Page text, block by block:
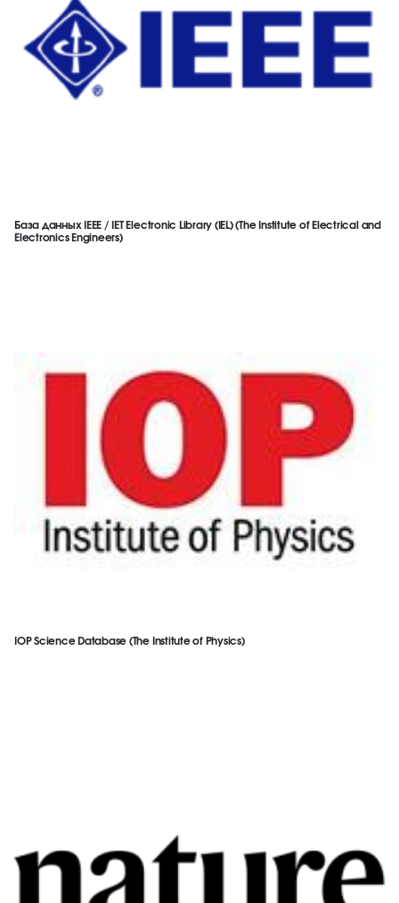
База данных IEEE / IET Electronic Library (IEL) (The Institute of Electrical and
Electronics Engineers)
IOP Science Database (The Institute of Physics)